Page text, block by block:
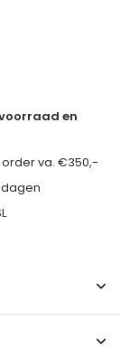
en
va. €350,-